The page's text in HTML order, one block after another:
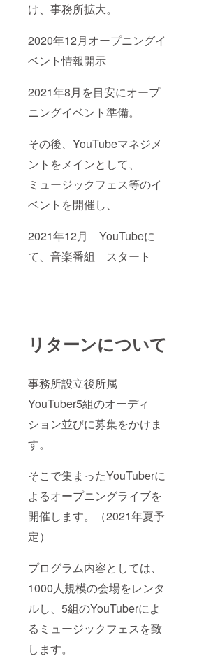
け、事務所拡大。
2020年12月オープニングイ
ベント情報開示
2021年8月を目安にオープ
ニングイベント準備。
その後、YouTubeマネジメ
ントをメインとして、
ミュージックフェス等のイ
ベントを開催し、
2021年12月 YouTubeに
て、音楽番組 スタート
リターンについて
事務所設立後所属
YouTuber5組のオーディ
ション並びに募集をかけま
す。
そこで集まったYouTuberに
よるオープニングライブを
開催します。（2021年夏予
定）
プログラム内容としては、
1000人規模の会場をレンタ
ルし、5組のYouTuberによ
るミュージックフェスを致
します。